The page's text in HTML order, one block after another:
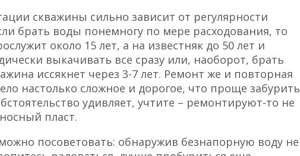
скважины сильно зависит от регулярности
брать воды понемногу по мере расходования, то
около 15 лет, а на известняк до 50 лет и
выкачивать все сразу или, наоборот, брать
иссякнет через 3-7 лет. Ремонт же и повторная
настолько сложное и дорогое, что проще забурить
удивляет, учтите – ремонтируют-то не
пласт.
посоветовать: обнаружив безнапорную воду не